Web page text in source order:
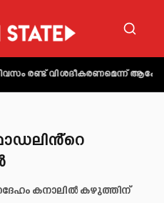
രണ്ട് വിശദീകരണമെന്ന് ആക്ഷേപം
കനാലിൽ കഴുത്തിന്